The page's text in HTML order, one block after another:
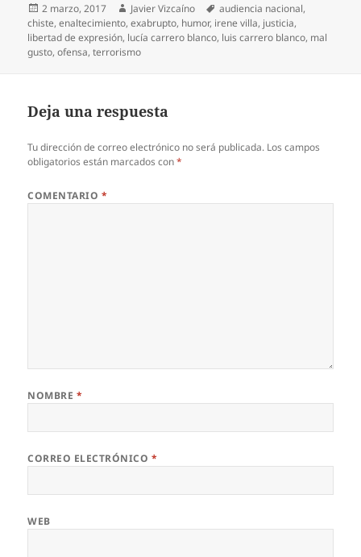
Publicado
el
2 marzo, 2017 Autor
Javier Vizcaíno Etiquetas
audiencia nacional,
chiste,enaltecimiento,exabrupto, humor, irene villa, justicia,
libertad de expresión, lucía carrero blanco, luis carrero blanco, mal
gusto,ofensa,terrorismo
Deja una respuesta
Tu dirección de correo electrónico no será publicada. Los campos
obligatorios están marcados con*
COMENTARIO *
NOMBRE *
CORREO ELECTRÓNICO *
WEB